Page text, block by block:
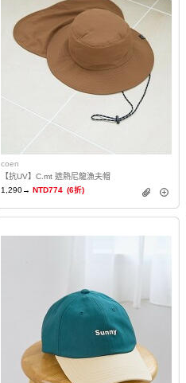
coen
【抗UV】C.mt 遮熱尼龍漁夫帽
1,290→ NTD774 (6折)